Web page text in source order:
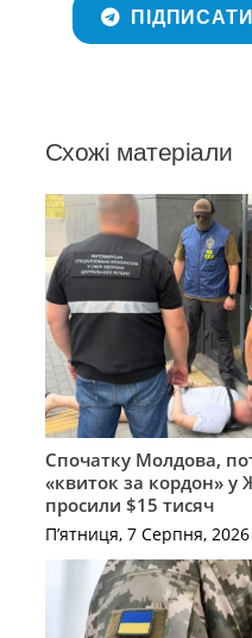
Схожі матеріали
Спочатку Молдова,
«квиток за кордон» у
просили $15 тисяч
П’ятниця, 7 Серпня, 2026